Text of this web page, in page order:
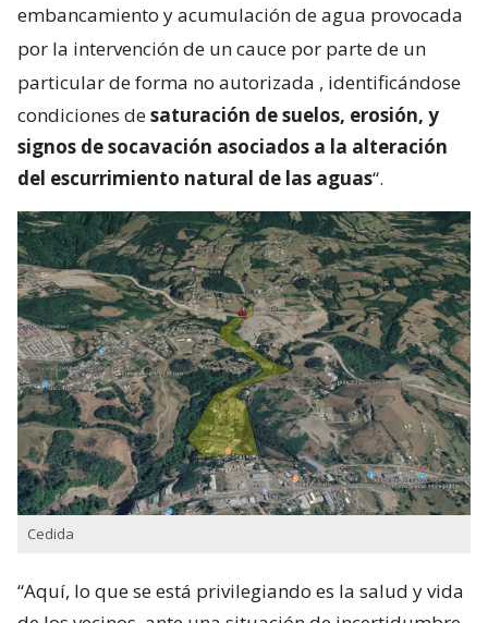
embancamiento y acumulación de agua provocada
por la intervención de un cauce por parte de un
particular de forma no autorizada , identificándose
condiciones desaturación de suelos, erosión, y
signos de socavación asociados a la alteración
del escurrimiento natural de las aguas“.
Cedida
“Aquí, lo que se está privilegiando es la salud y vida